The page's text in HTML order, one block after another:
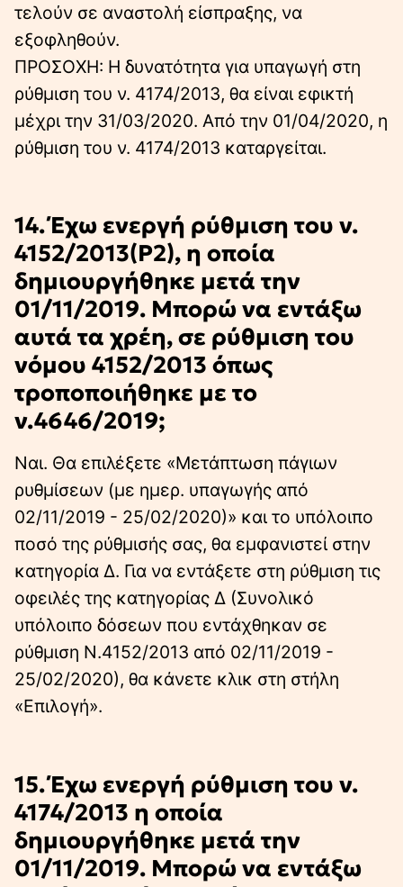
τελούν σε αναστολή είσπραξης, να
εξοφληθούν.
ΠΡΟΣΟΧΗ: H δυνατότητα για υπαγωγή στη
ρύθμιση του ν. 4174/2013, θα είναι εφικτή
μέχρι την 31/03/2020. Από την 01/04/2020, η
ρύθμιση του ν. 4174/2013 καταργείται.
14. Έχω ενεργή ρύθμιση του ν.
4152/2013(Ρ2), η οποία
δημιουργήθηκε μετά την
01/11/2019. Μπορώ να εντάξω
αυτά τα χρέη, σε ρύθμιση του
νόμου 4152/2013 όπως
τροποποιήθηκε με το
ν.4646/2019;
Ναι. Θα επιλέξετε «Μετάπτωση πάγιων
ρυθμίσεων (με ημερ. υπαγωγής από
02/11/2019 - 25/02/2020)» και το υπόλοιπο
ποσό της ρύθμισής σας, θα εμφανιστεί στην
κατηγορία Δ. Για να εντάξετε στη ρύθμιση τις
οφειλές της κατηγορίας Δ (Συνολικό
υπόλοιπο δόσεων που εντάχθηκαν σε
ρύθμιση Ν.4152/2013 από 02/11/2019 -
25/02/2020), θα κάνετε κλικ στη στήλη
«Επιλογή».
15. Έχω ενεργή ρύθμιση του ν.
4174/2013 η οποία
δημιουργήθηκε μετά την
01/11/2019. Μπορώ να εντάξω